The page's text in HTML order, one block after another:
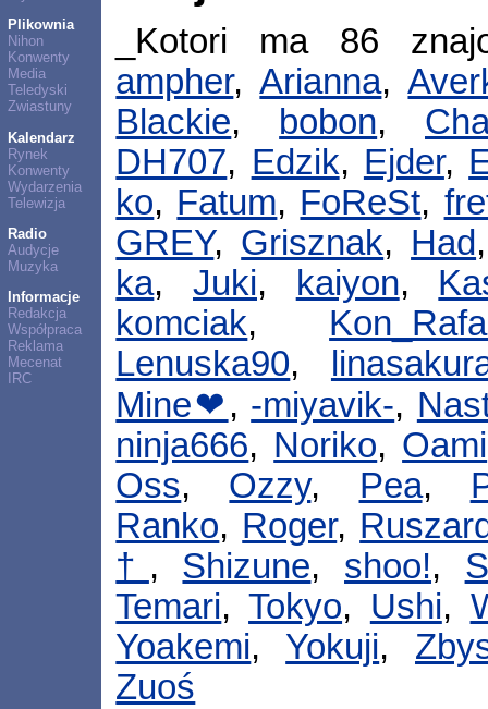
Plikownia
Nihon
Konwenty
Media
Teledyski
Zwiastuny
Kalendarz
Rynek
Konwenty
Wydarzenia
Telewizja
Radio
Audycje
Muzyka
Informacje
Redakcja
Współpraca
Reklama
Mecenat
IRC
_Kotori ma 86
ampher,Arianna,
Blackie, bobon,
DH707, Edzik, Ejder,
ko, Fatum, FoReSt,
GREY, Grisznak, Had
ka, Juki, kaiyon,
komciak,
Lenuska90,
Mine❤ , -miyavik-,
ninja666, Noriko, Oami
Oss, Ozzy, Pea,
Ranko, Roger,
† , Shizune, shoo!,
Temari,Tokyo, Ushi,
Yoakemi, Yokuji,
Zuoś